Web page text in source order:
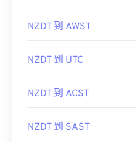
NZDT 到 AWST
NZDT 到 UTC
NZDT 到 ACST
NZDT 到 SAST